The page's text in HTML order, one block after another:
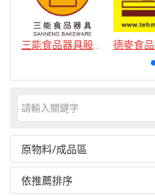
三能食品器具股份有限公司
原物料/成品區
依推薦排序